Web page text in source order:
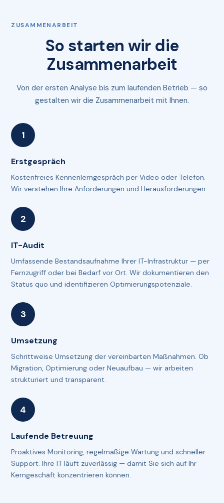
ZUSAMMENARBEIT
So starten wir die
Zusammenarbeit
Von der ersten Analyse bis zum laufenden Betrieb — so
gestalten wir die Zusammenarbeit mit Ihnen.
Erstgespräch
Kostenfreies Kennenlerngespräch per Video oder Telefon.
Wir verstehen Ihre Anforderungen und Herausforderungen.
IT-Audit
Umfassende Bestandsaufnahme Ihrer IT-Infrastruktur — per
Fernzugriff oder bei Bedarf vor Ort. Wir dokumentieren den
Status quo und identifizieren Optimierungspotenziale.
Umsetzung
Schrittweise Umsetzung der vereinbarten Maßnahmen. Ob
Migration, Optimierung oder Neuaufbau — wir arbeiten
strukturiert und transparent.
Laufende Betreuung
Proaktives Monitoring, regelmäßige Wartung und schneller
Support. Ihre IT läuft zuverlässig — damit Sie sich auf Ihr
Kerngeschäft konzentrieren können.